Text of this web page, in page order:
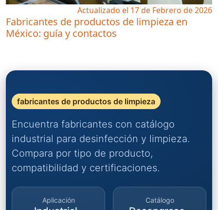
Actualizado el 17 de Febrero de 2026
Fabricantes de productos de limpieza en
México: guía y contactos
fabricantes de productos de limpieza
Encuentra fabricantes con catálogo
industrial para desinfección y limpieza.
Compara por tipo de producto,
compatibilidad y certificaciones.
Aplicación Catálogo